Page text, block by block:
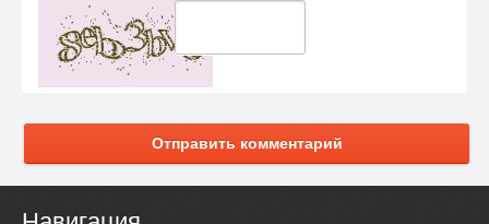
Отправить комментарий